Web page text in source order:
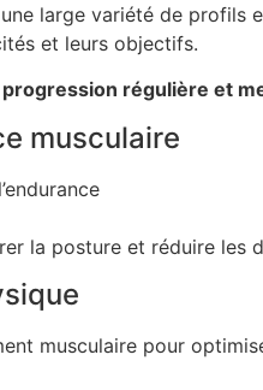
large variété de
et leurs objectifs.
régulière et
musculaire
la posture et réduire les
musculaire pour